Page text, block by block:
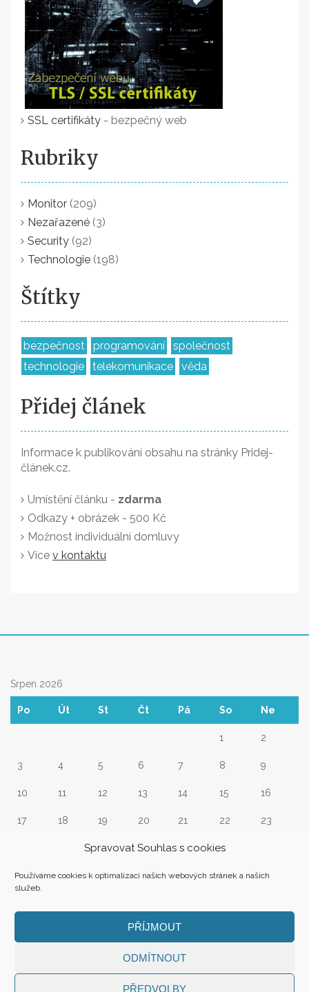
Spravovat Souhlas s cookies
Používáme cookies k optimalizaci našich webových stránek a našich
služeb.
PŘÍJMOUT
ODMÍTNOUT
PŘEDVOLBY
SSL certifikáty - bezpečný web
Rubriky
Monitor (209)
Nezařazené (3)
Security (92)
Technologie (198)
Štítky
bezpečnost programování
společnost
technologie
telekomunikace věda
Přidej článek
Informace k publikování obsahu na stránky Pridej-
článek.cz.
Umístění článku - zdarma
Odkazy + obrázek - 500 Kč
Možnost individuální domluvy
Více v kontaktu
Srpen 2026
Po Út St Čt Pá So Ne
1 2
3 4 5 6 7 8 9
10 11 12 13 14 15 16
17 18 19 20 21 22 23
26 27 28 29
31
« Srp